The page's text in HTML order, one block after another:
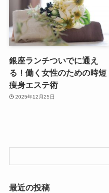
銀座ランチついでに通え
る！働く女性のための時短
痩身エステ術
2025年12月25日
最近の投稿